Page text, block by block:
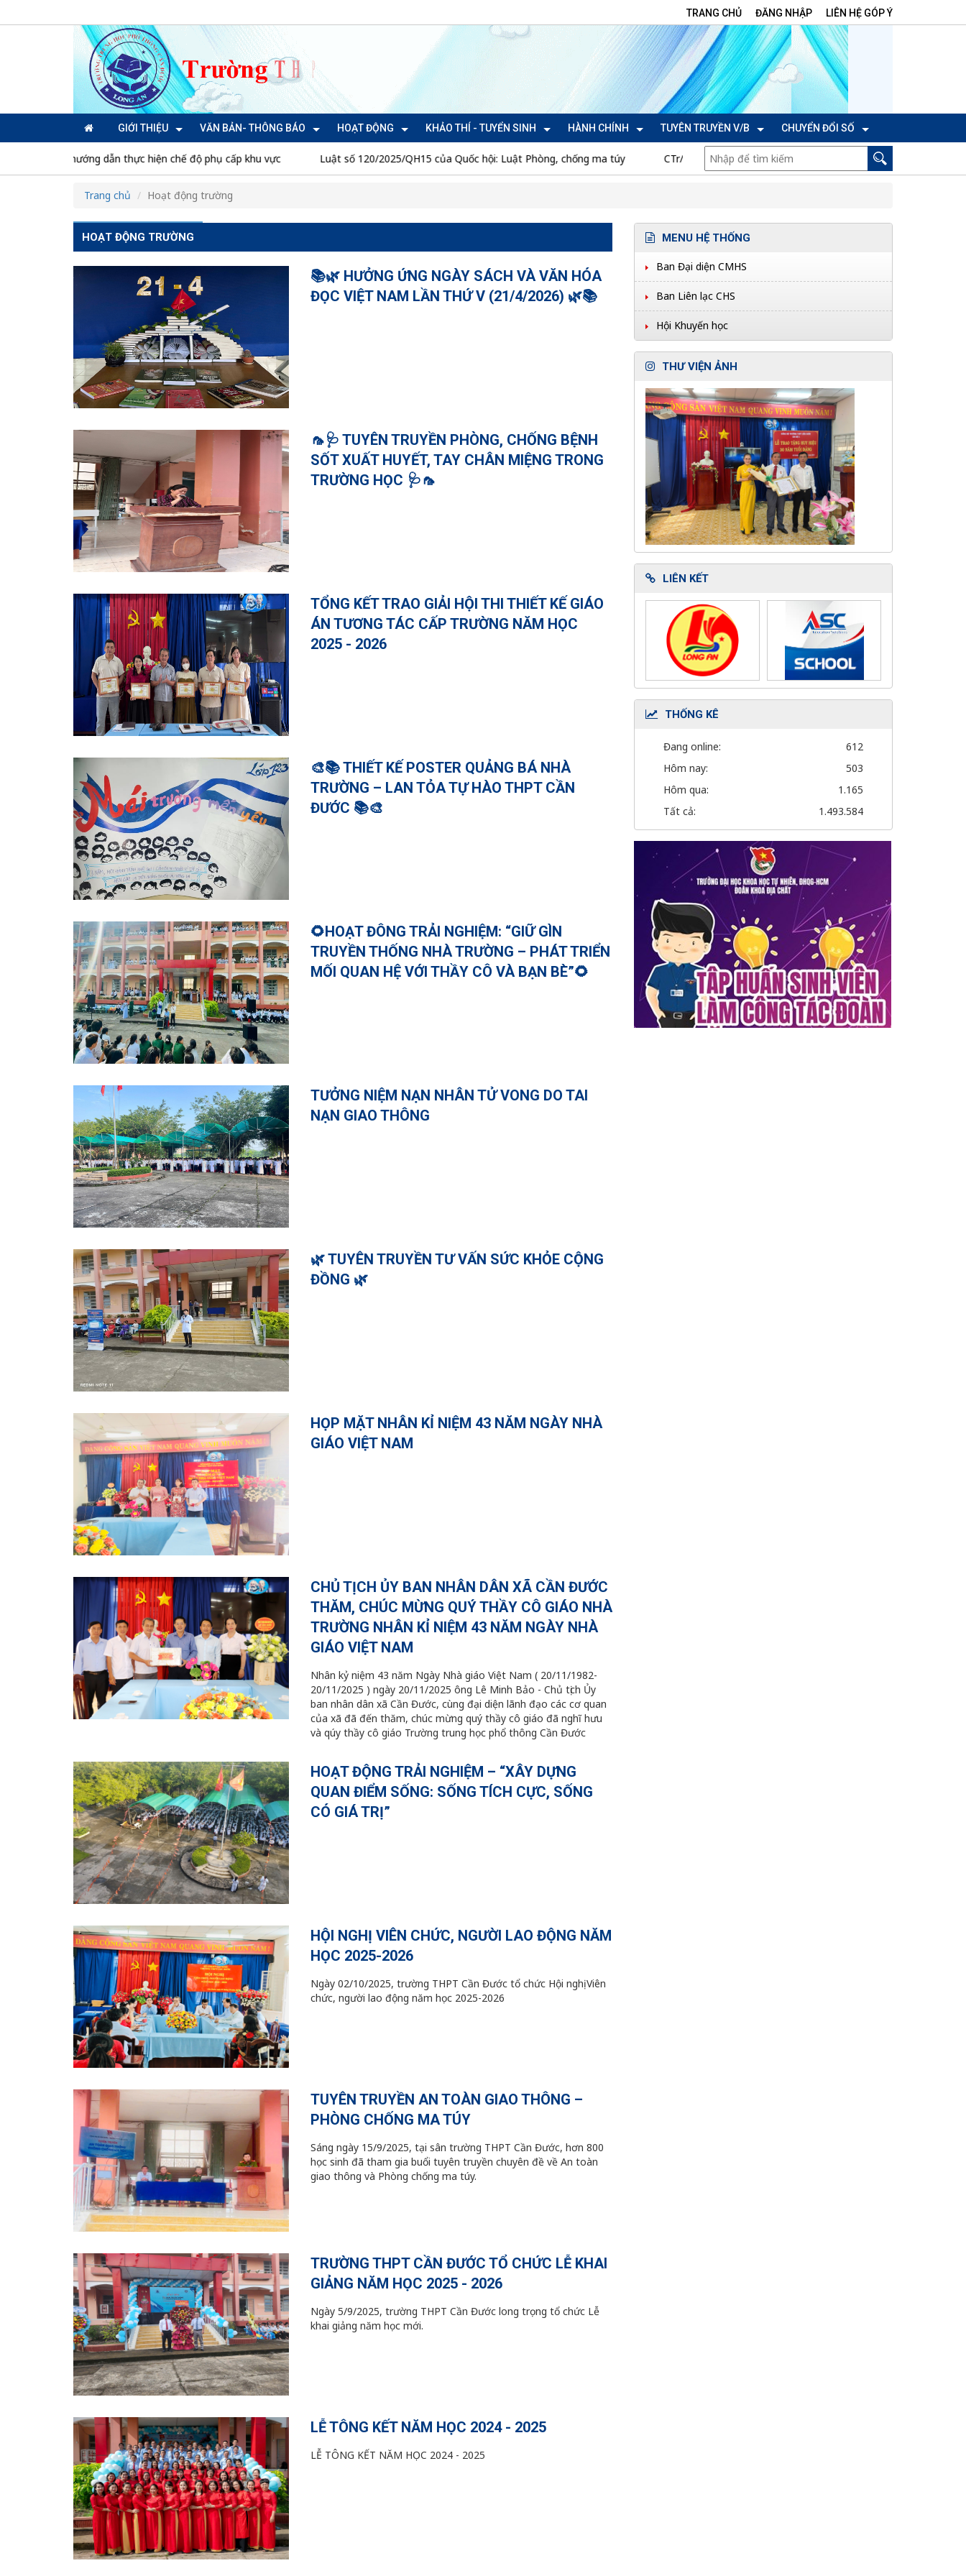
TRANG CHỦ ĐĂNG NHẬP LIÊN HỆ GÓP Ý
GIỚI THIỆU VĂN BẢN- THÔNG BÁO HOẠT ĐỘNG KHẢO THÍ - TUYỂN SINH HÀNH CHÍNH TUYÊN TRUYỀN V/B CHUYỂN ĐỔI SỐ
dẫn thực hiện chế độ phụ cấp khu vực Luật số 120/2025/QH15 của Quốc hội: Luật Phòng, chống ma túy CTr/TU ngày 06/7/2026 của Ban Thường vụ Tỉnh ủy thực hiện Nghị quyết số 04-
Trang chủ Hoạt động trường
HOẠT ĐỘNG TRƯỜNG
📚🌿 HƯỞNG ỨNG NGÀY SÁCH VÀ VĂN HÓA
ĐỌC VIỆT NAM LẦN THỨ V (21/4/2026) 🌿📚
🦟🩺 TUYÊN TRUYỀN PHÒNG, CHỐNG BỆNH
SỐT XUẤT HUYẾT, TAY CHÂN MIỆNG TRONG
TRƯỜNG HỌC 🩺🦟
TỔNG KẾT TRAO GIẢI HỘI THI THIẾT KẾ GIÁO
ÁN TƯƠNG TÁC CẤP TRƯỜNG NĂM HỌC
2025 - 2026
🎨📚 THIẾT KẾ POSTER QUẢNG BÁ NHÀ
TRƯỜNG – LAN TỎA TỰ HÀO THPT CẦN
ĐƯỚC 📚🎨
🌻HOẠT ĐÔNG TRẢI NGHIỆM: “GIỮ GÌN
TRUYỀN THỐNG NHÀ TRƯỜNG – PHÁT TRIỂN
MỐI QUAN HỆ VỚI THẦY CÔ VÀ BẠN BÈ”🌻
TƯỞNG NIỆM NẠN NHÂN TỬ VONG DO TAI
NẠN GIAO THÔNG
🌿 TUYÊN TRUYỀN TƯ VẤN SỨC KHỎE CỘNG
ĐỒNG 🌿
HỌP MẶT NHÂN KỈ NIỆM 43 NĂM NGÀY NHÀ
GIÁO VIỆT NAM
CHỦ TỊCH ỦY BAN NHÂN DÂN XÃ CẦN ĐƯỚC
THĂM, CHÚC MỪNG QUÝ THẦY CÔ GIÁO NHÀ
TRƯỜNG NHÂN KỈ NIỆM 43 NĂM NGÀY NHÀ
GIÁO VIỆT NAM
Nhân kỷ niệm 43 năm Ngày Nhà giáo Việt Nam ( 20/11/1982-
20/11/2025 ) ngày 20/11/2025 ông Lê Minh Bảo - Chủ tịch Ủy
ban nhân dân xã Cần Đước, cùng đại diện lãnh đạo các cơ quan
của xã đã đến thăm, chúc mừng quý thầy cô giáo đã nghĩ hưu
và qúy thầy cô giáo Trường trung học phổ thông Cần Đước
HOẠT ĐỘNG TRẢI NGHIỆM – “XÂY DỰNG
QUAN ĐIỂM SỐNG: SỐNG TÍCH CỰC, SỐNG
CÓ GIÁ TRỊ”
HỘI NGHỊ VIÊN CHỨC, NGƯỜI LAO ĐỘNG NĂM
HỌC 2025-2026
Ngày 02/10/2025, trường THPT Cần Đước tổ chức Hội nghị Viên
chức, người lao động năm học 2025-2026
TUYÊN TRUYỀN AN TOÀN GIAO THÔNG –
PHÒNG CHỐNG MA TÚY
Sáng ngày 15/9/2025, tại sân trường THPT Cần Đước, hơn 800
học sinh đã tham gia buổi tuyên truyền chuyên đề về An toàn
giao thông và Phòng chống ma túy.
TRƯỜNG THPT CẦN ĐƯỚC TỔ CHỨC LỄ KHAI
GIẢNG NĂM HỌC 2025 - 2026
Ngày 5/9/2025, trường THPT Cần Đước long trọng tổ chức Lễ
khai giảng năm học mới.
LỄ TÔNG KẾT NĂM HỌC 2024 - 2025
LỄ TÔNG KẾT NĂM HỌC 2024 - 2025
MENU HỆ THỐNG
Ban Đại diện CMHS
Ban Liên lạc CHS
Hội Khuyến học
THƯ VIỆN ẢNH
LIÊN KẾT
THỐNG KÊ
Đang online:
612
Hôm nay:
503
Hôm qua:
1.165
Tất cả:
1.493.584